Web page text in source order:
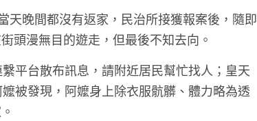
天晚間都沒有返家，民治所接獲報案後，隨即
頭漫無目的遊走，但最後不知去向。
平台散布訊息，請附近居民幫忙找人；皇天
被發現，阿嬤身上除衣服骯髒、體力略為透